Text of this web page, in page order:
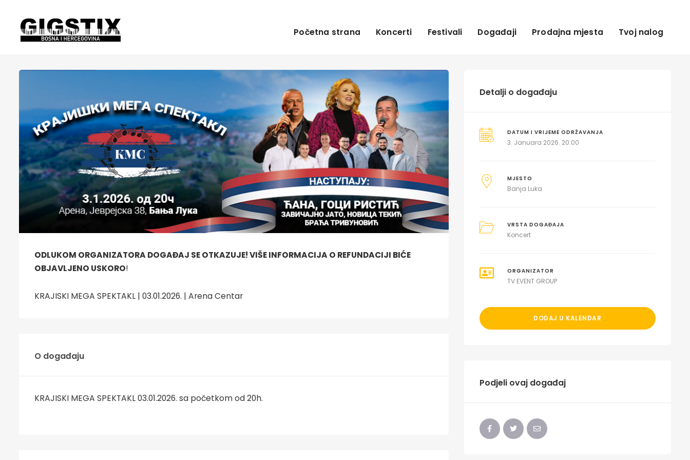
Početna strana Koncerti Festivali Događaji Prodajna mjesta Tvoj nalog
ODLUKOM ORGANIZATORA DOGAĐAJ SE OTKAZUJE! VIŠE INFORMACIJA O REFUNDACIJI BIĆE
OBJAVLJENO USKORO!
KRAJISKI MEGA SPEKTAKL | 03.01.2026. | Arena Centar
O događaju
KRAJISKI MEGA SPEKTAKL 03.01.2026. sa početkom od 20h.
Detalji o događaju
DATUM I VRIJEME ODRŽAVANJA
3. Januara 2026. 20:00
MJESTO
Banja Luka
VRSTA DOGAĐAJA
Koncert
ORGANIZATOR
TV EVENT GROUP
DODAJ U KALENDAR
Podjeli ovaj događaj